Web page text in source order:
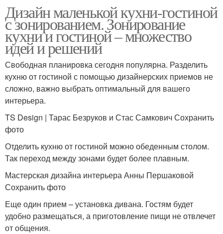
Дизайн маленькой кухни-гостиной
с зонированием. Зонирование
кухни и гостиной – множество
идей и решений
Свободная планировка сегодня популярна. Разделить
кухню от гостиной с помощью дизайнерских приемов не
сложно, важно выбрать оптимальный для вашего
интерьера.
TS Design | Тарас Безруков и Стас Самкович Сохранить
фото
Отделить кухню от гостиной можно обеденным столом.
Так переход между зонами будет более плавным.
Мастерская дизайна интерьера Анны Першаковой
Сохранить фото
Еще один прием – установка дивана. Гостям будет
удобно размещаться, а приготовление пищи не отвлечет
от общения.